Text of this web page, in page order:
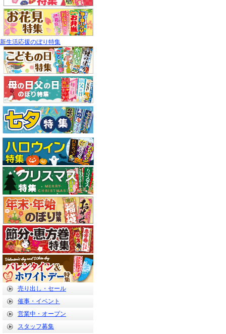
新生活応援のぼり特集
売り出し・セール
催事・イベント
営業中・オープン
スタッフ募集